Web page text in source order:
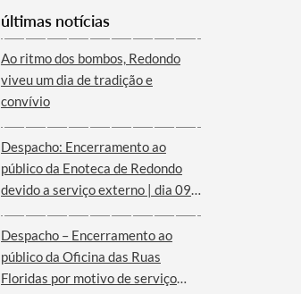
últimas notícias
Ao ritmo dos bombos, Redondo
viveu um dia de tradição e
convívio
Despacho: Encerramento ao
público da Enoteca de Redondo
devido a serviço externo | dia 09
Despacho – Encerramento ao
público da Oficina das Ruas
Floridas por motivo de serviço